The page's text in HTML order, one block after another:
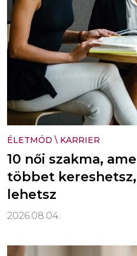
ÉLETMÓD \ KARRIER
10 női szakma,
többet
lehetsz
2026.08.04.